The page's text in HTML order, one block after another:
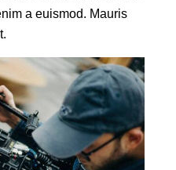
a euismod. Mauris